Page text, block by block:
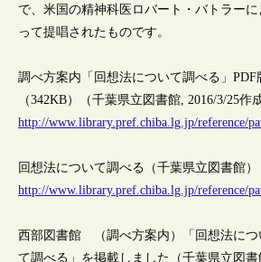
で、米国の精神科医ロバート・バトラーに
って提唱されたものです。
調べ方案内「回想法について調べる」PDF
（342KB）（千葉県立図書館, 2016/3/25作
http://www.library.pref.chiba.lg.jp/reference/
回想法について調べる（千葉県立図書館）
http://www.library.pref.chiba.lg.jp/reference/
西部図書館 （調べ方案内）「回想法につ
て調べる」を掲載しました（千葉県立図書